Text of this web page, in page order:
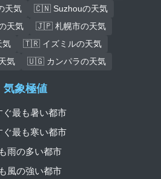
天気
🇨🇳 Suzhouの天気
天気
🇯🇵 札幌市の天気
🇹🇷 イズミルの天気
気
🇺🇬 カンパラの天気
気象極値
ぐ最も暑い都市
ぐ最も寒い都市
雨の多い都市
風の強い都市